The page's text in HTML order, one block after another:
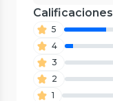
Calificaciones
5
4
3
2
1